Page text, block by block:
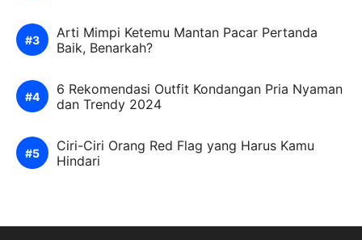
Arti Mimpi Ketemu Mantan Pacar Pertanda
Baik, Benarkah?
6 Rekomendasi Outfit Kondangan Pria Nyaman
dan Trendy 2024
Ciri-Ciri Orang Red Flag yang Harus Kamu
Hindari